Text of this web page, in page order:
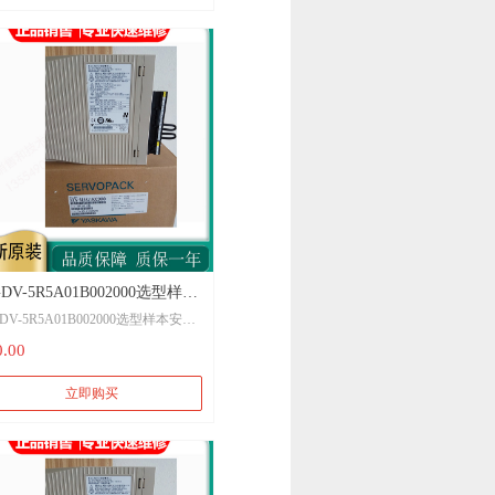
5R5A01B002000选型样本
伺服驱动器模拟量电压、脉
列指令型
5R5A01B002000选型样本安川
驱动器模拟量电压、脉冲序列指
立即购买